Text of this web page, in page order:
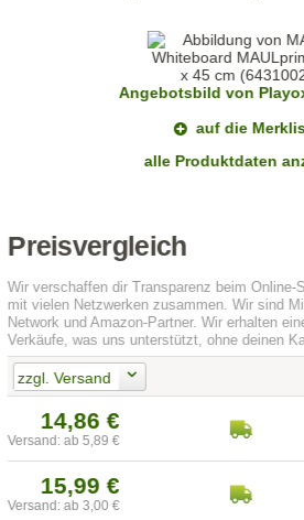
Angebotsbild von
auf die
alle Produktdaten
Preisvergleich
Wir verschaffen dir Transparenz beim Online-
mit vielen Netzwerken zusammen. Wir sind
Network und Amazon-Partner. Wir erhalten
Verkäufe, was uns unterstützt, ohne deinen
zzgl. Versand
14,86 €
Versand: ab 5,89 €
15,99 €
Versand: ab 3,00 €